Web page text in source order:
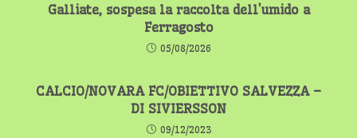
Galliate, sospesa la raccolta dell’umido a
Ferragosto
05/08/2026
CALCIO/NOVARA FC/OBIETTIVO SALVEZZA –
DI SIVIERSSON
09/12/2023